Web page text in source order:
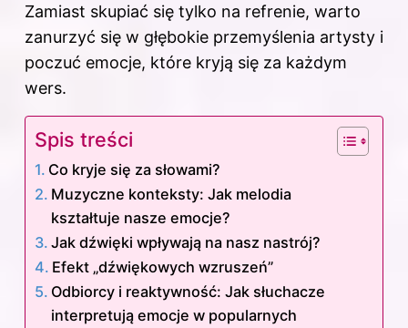
Zamiast skupiać się tylko na refrenie, warto
zanurzyć się w głębokie przemyślenia artysty i
poczuć emocje, które kryją się za każdym
wers.
Spis treści
Co kryje się za słowami?
Muzyczne konteksty: Jak melodia
kształtuje nasze emocje?
Jak dźwięki wpływają na nasz nastrój?
Efekt „dźwiękowych wzruszeń”
Odbiorcy i reaktywność: Jak słuchacze
interpretują emocje w popularnych